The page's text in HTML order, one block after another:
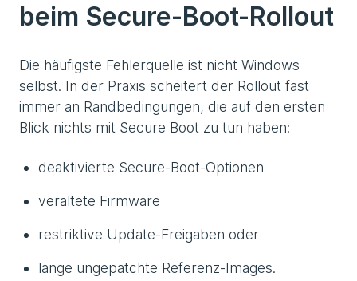
beim Secure-Boot-Rollout
Die häufigste Fehlerquelle ist nicht Windows
selbst. In der Praxis scheitert der Rollout fast
immer an Randbedingungen, die auf den ersten
Blick nichts mit Secure Boot zu tun haben:
deaktivierte Secure-Boot-Optionen
veraltete Firmware
restriktive Update-Freigaben oder
lange ungepatchte Referenz-Images.